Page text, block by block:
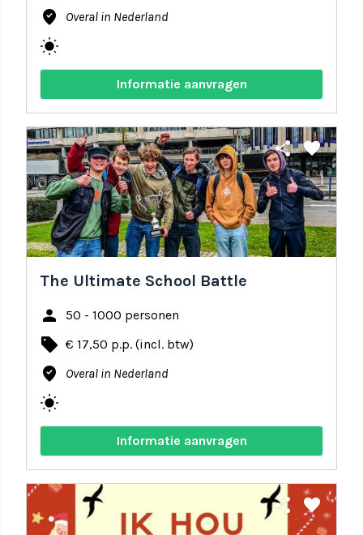
where_to_vote Overal in Nederland
wb_sunny
Informatie aanvragen
share favorite
The Ultimate School Battle
person 50 - 1000 personen
local_offer € 17,50 p.p. (incl. btw)
where_to_vote Overal in Nederland
wb_sunny
Informatie aanvragen
share favorite